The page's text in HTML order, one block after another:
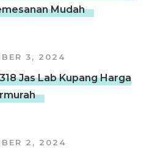
Mudah
3, 2024
Jas Lab Kupang Harga
2, 2024